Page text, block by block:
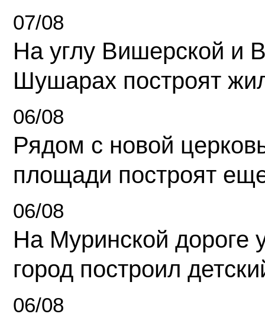
07/08
На углу Вишерской и
Шушарах построят
06/08
Рядом с новой
площади построят
06/08
На Муринской дороге
город построил
06/08